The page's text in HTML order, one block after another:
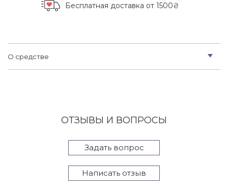
Бесплатная доставка от 1500₴
О средстве
ОТЗЫВЫ И ВОПРОСЫ
Задать вопрос
Написать отзыв